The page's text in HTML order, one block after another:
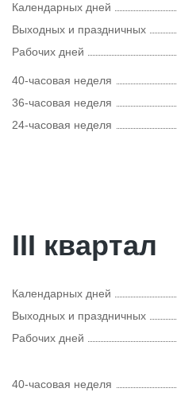
Календарных дней
Выходных и праздничных
Рабочих дней
40-часовая неделя
36-часовая неделя
24-часовая неделя
III квартал
Календарных дней
Выходных и праздничных
Рабочих дней
40-часовая неделя